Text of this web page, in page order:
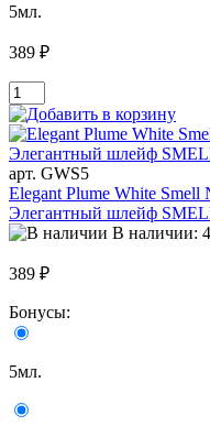
5мл.
389 ₽
арт. GWS5
Elegant Plume White
Элегантный шлейф
В наличии:
389 ₽
Бонусы:
5мл.